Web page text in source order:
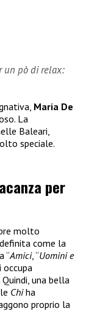
un pò di relax:
Maria De
La
Baleari,
speciale.
per
molto
come la
“Amici, “Uomini e
una bella
Chiha
proprio la